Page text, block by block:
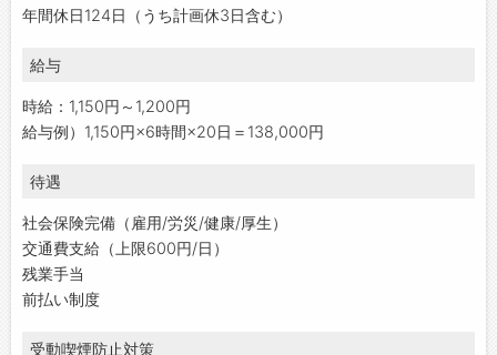
年間休日124日（うち計画休3日含む）
給与
時給：1,150円～1,200円
給与例）1,150円×6時間×20日＝138,000円
待遇
社会保険完備（雇用/労災/健康/厚生）
交通費支給（上限600円/日）
残業手当
前払い制度
受動喫煙防止対策